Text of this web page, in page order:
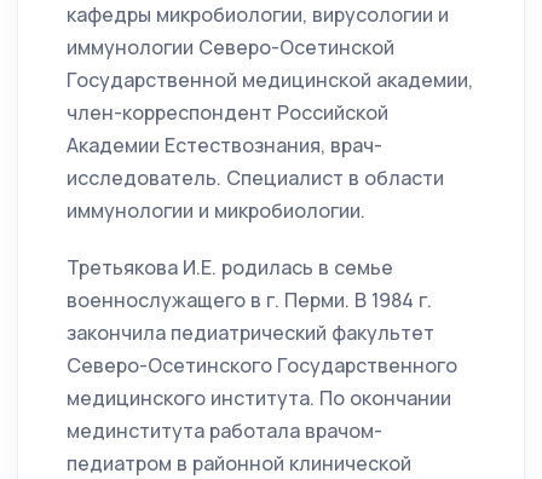
кафедры микробиологии, вирусологии и
иммунологии Северо-Осетинской
Государственной медицинской академии,
член-корреспондент Российской
Академии Естествознания, врач-
исследователь. Специалист в области
иммунологии и микробиологии.
Третьякова И.Е. родилась в семье
военнослужащего в г. Перми. В 1984 г.
закончила педиатрический факультет
Северо-Осетинского Государственного
медицинского института. По окончании
мединститута работала врачом-
педиатром в районной клинической